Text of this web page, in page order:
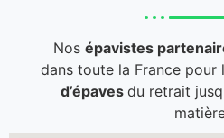
Nosépavistes
dans toute la France pour
d’épavesdu retrait